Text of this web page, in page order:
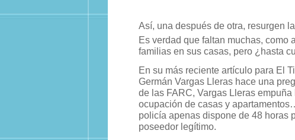
Así, una después de otra, resurgen
Es verdad que faltan muchas, como
familias en sus casas, pero ¿hasta
En su más reciente artículo para El
Germán Vargas Lleras hace una
de las FARC, Vargas Lleras
ocupación de casas y
policía apenas dispone de 48 horas
poseedor legítimo.